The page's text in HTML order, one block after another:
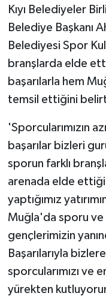
Kıyı Belediyeler
Belediye Başkanı
Belediyesi Spor
branşlarda elde
başarılarla hem
temsil ettiğini
'Sporcularımızın
başarılar bizleri
sporun farklı
arenada elde
yaptığımız
Muğla'da sporu ve
gençlerimizin
Başarılarıyla
sporcularımızı ve
yürekten